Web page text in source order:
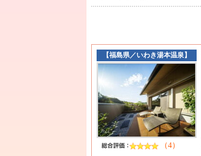
【福島県／いわき湯本温泉】
（4）